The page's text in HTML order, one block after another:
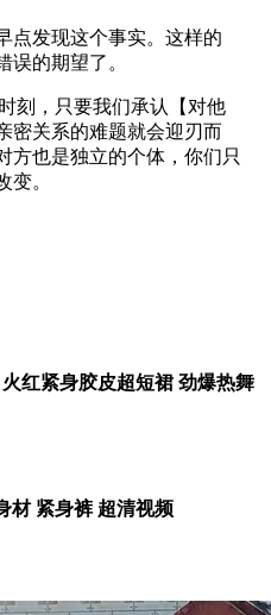
点发现这个事实。这样的
误的期望了。
刻，只要我们承认【对他
密关系的难题就会迎刃而
方也是独立的个体，你们只
变。
红紧身胶皮超短裙 劲爆热舞
材 紧身裤 超清视频